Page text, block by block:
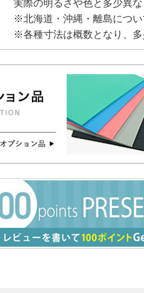
実際の明るさや色と多少異
※北海道・沖縄・離島につ
※各種寸法は概数となり、多